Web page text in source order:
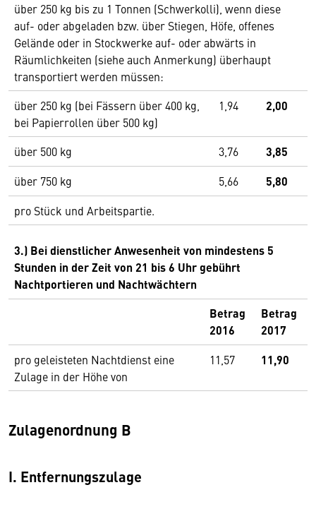
über 250 kg bis zu 1 Tonnen (Schwerkolli), wenn diese
auf- oder abgeladen bzw. über Stiegen, Höfe, offenes
Gelände oder in Stockwerke auf- oder abwärts in
Räumlichkeiten (siehe auch Anmerkung) überhaupt
transportiert werden müssen:
über 250 kg (bei Fässern über 400 kg,
bei Papierrollen über 500 kg)
1,94 2,00
über 500 kg 3,76 3,85
über 750 kg 5,66 5,80
pro Stück und Arbeitspartie.
3.) Bei dienstlicher Anwesenheit von mindestens 5
Stunden in der Zeit von 21 bis 6 Uhr gebührt
Nachtportieren und Nachtwächtern
Betrag
2016
Betrag
2017
pro geleisteten Nachtdienst eine
Zulage in der Höhe von
11,57 11,90
Zulagenordnung B
I. Entfernungszulage